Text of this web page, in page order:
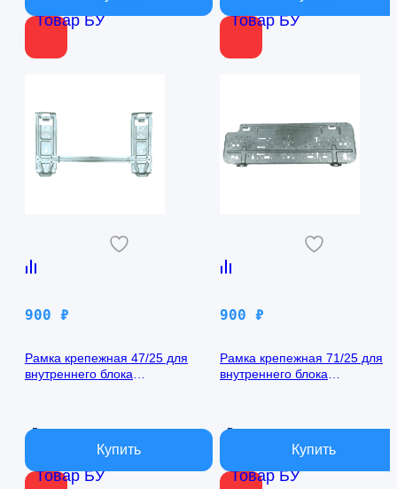
Товар БУ Товар БУ
Товар БУ
900 ₽
Рамка крепежная 47/25 для
внутреннего блока
В наличии
Товар БУ
900 ₽
Рамка крепежная 71/25 для
внутреннего блока
В наличии